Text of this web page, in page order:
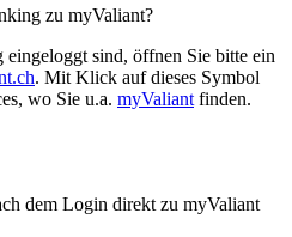
zu myValiant?
sind, öffnen Sie bitte ein
. Mit Klick auf dieses Symbol
wo Sie u.a. myValiant finden.
dem Login direkt zu myValiant